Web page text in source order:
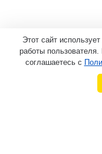
Этот сайт
работы
соглашаетесь с